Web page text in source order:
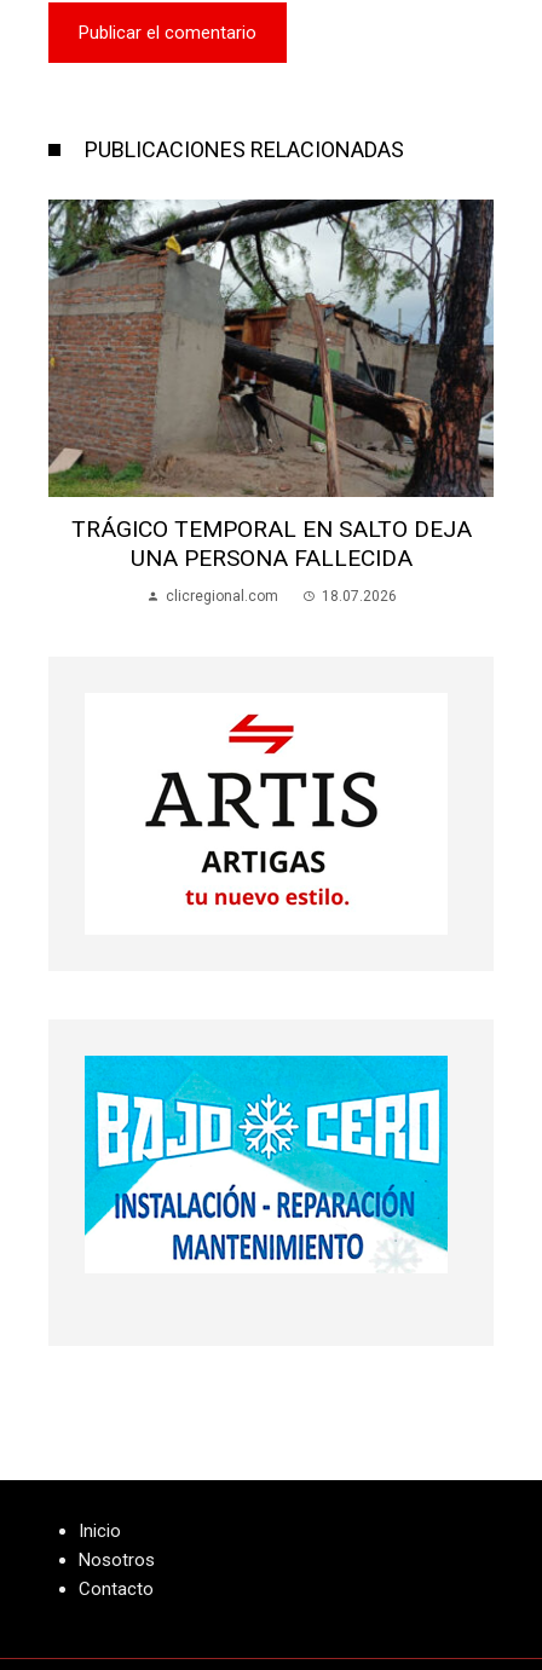
PUBLICACIONES RELACIONADAS
TRÁGICO TEMPORAL EN SALTO DEJA
UNA PERSONA FALLECIDA
clicregional.com 18.07.2026
Inicio
Nosotros
Contacto